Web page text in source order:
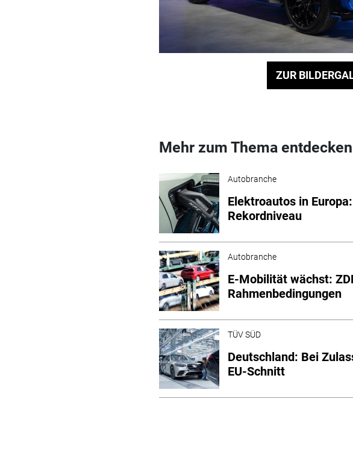
ZUR
Mehr zum Thema entdecken
Autobranche
Elektroautos in
Rekordniveau
Autobranche
E-Mobilität wächst:
Rahmenbedingungen
TÜV SÜD
Deutschland: Bei
EU-Schnitt